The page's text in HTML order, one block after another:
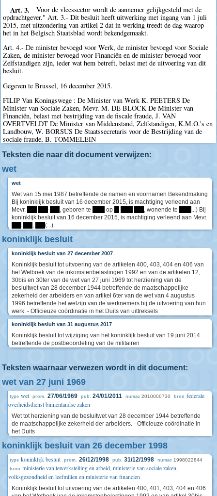
Art. 3.
Voor de vleessector wordt de aannemer gelijkgesteld met de
opdrachtgever." Art. 3.- Dit besluit heeft uitwerking met ingang van 1 juli
2015, met uitzondering van artikel 2 dat in werking treedt de dag waarop
het in het Belgisch Staatsblad wordt bekendgemaakt.
Art. 4.- De minister bevoegd voor Werk, de minister bevoegd voor Sociale
Zaken, de minister bevoegd voor Financiën en de minister bevoegd voor
Zelfstandigen zijn, ieder wat hem betreft, belast met de uitvoering van dit
besluit.
Gegeven te Brussel, 16 december 2015.
FILIP Van Koningswege : De Minister van Werk K. PEETERS De
Minister van Sociale Zaken, Mevr. M. DE BLOCK De Minister van
Financiën, belast met bestrijding van de fiscale fraude, J. VAN
OVERTVELDT De Minister van Middenstand, Zelfstandigen, K.M.O.'s en
Landbouw, W. BORSUS De Staatssecretaris voor de Bestrijding van de
sociale fraude, B. TOMMELEIN
Teksten die naar dit document verwijzen:
wet
wet
Wet van 15 mei 1987 betreffende de namen en voornamen Bekendmaking
Bij koninklijk besluit van 16 december 2015, is machtiging verleend aan
Mevr.
- , geboren te op , wonende te
...) Bij
koninklijk besluit van 16 december 2015, is machtiging verleend aan Mevr.
(...)
koninklijk besluit
koninklijk besluit van 27 december 2007
Koninklijk besluit tot uitvoering van de artikelen 400, 403, 404 en 406 van
het Wetboek van de inkomstenbelastingen 1992 en van de artikelen 12,
30bis en 30ter van de wet van 27 juni 1969 tot herziening van de
besluitwet van 28 december 1944 betreffende de maatschappelijke
zekerheid der arbeiders en van artikel 6ter van de wet van 4 augustus
1996 betreffende het welzijn van de werknemers bij de uitvoering van hun
werk. - Officieuze coördinatie in het Duits van uittreksels
koninklijk besluit van 31 augustus 2017
Koninklijk besluit tot wijziging van het koninklijk besluit van 19 juni 2014
betreffende de postbeoordeling van de militairen
Teksten waarnaar verwezen wordt in dit document:
wet van 27 juni 1969
type wet prom. 27/06/1969 pub. 24/01/2011 numac 2010000730 bron federale
overheidsdienst binnenlandse zaken
Wet tot herziening van de besluitwet van 28 december 1944 betreffende
de maatschappelijke zekerheid der arbeiders. - Officieuze coördinatie in
het Duits
koninklijk besluit van 26 december 1998
type koninklijk besluit prom. 26/12/1998 pub. 31/12/1998 numac 1998022844
bron ministerie van tewerkstelling en arbeid, ministerie van sociale zaken,
volksgezondheid en leefmilieu en ministerie van financien
Koninklijk besluit tot uitvoering van de artikelen 400, 401, 403, 404 en 406